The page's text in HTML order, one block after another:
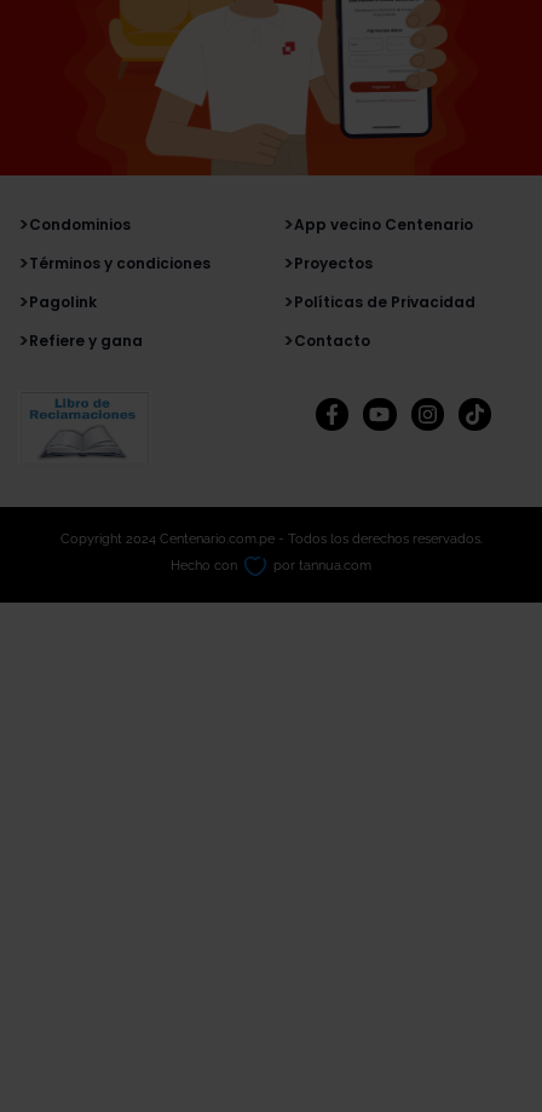
Condominios
App vecino Centenario
Términos y condiciones
Proyectos
Pagolink
Políticas de Privacidad
Refiere y gana
Contacto
Copyright 2024 Centenario.com.pe - Todos los derechos reservados.
Hecho con
por tannua.com